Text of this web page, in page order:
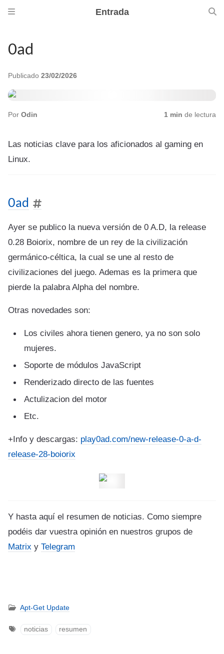
Entrada
0ad
Publicado 23/02/2026
Por Odin 1 min de lectura
Las noticias clave para los aficionados al gaming en
Linux.
0ad
Ayer se publico la nueva versión de 0 A.D, la release
0.28 Boiorix, nombre de un rey de la civilización
germánico-céltica, la cual se une al resto de
civilizaciones del juego. Ademas es la primera que
pierde la palabra Alpha del nombre.
Otras novedades son:
Los civiles ahora tienen genero, ya no son solo
mujeres.
Soporte de módulos JavaScript
Renderizado directo de las fuentes
Actulizacion del motor
Etc.
+Info y descargas: play0ad.com/new-release-0-a-d-
release-28-boiorix
Y hasta aquí el resumen de noticias. Como siempre
podéis dar vuestra opinión en nuestros grupos de
Matrix y Telegram
Apt-Get Update
noticias resumen